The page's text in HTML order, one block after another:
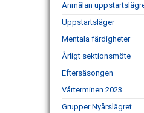
Anmälan
Uppstartsläger
Mentala färdigheter
Årligt sektionsmöte
Eftersäsongen
Vårterminen 2023
Grupper Nyårslägret